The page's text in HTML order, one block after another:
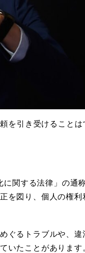
を引き受けることは
関する法律」の通
を図り、個人の権利
ぐるトラブルや、違
いたことがあります